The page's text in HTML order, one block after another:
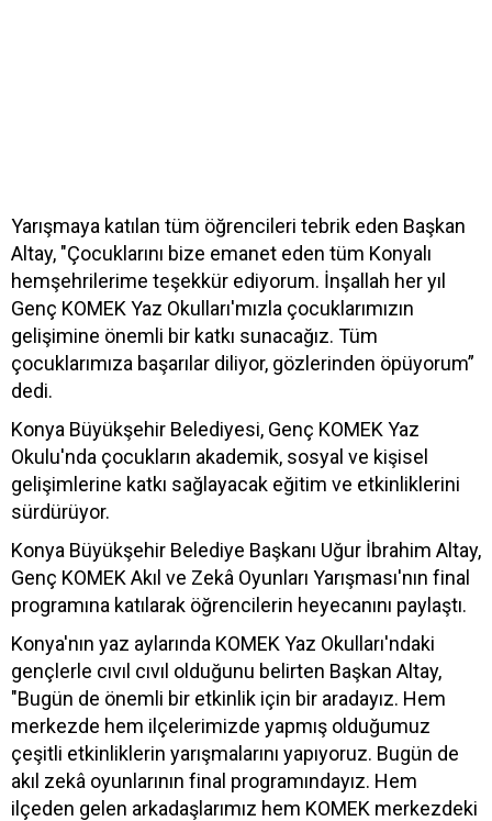
Yarışmaya katılan tüm öğrencileri tebrik eden Başkan
Altay, "Çocuklarını bize emanet eden tüm Konyalı
hemşehrilerime teşekkür ediyorum. İnşallah her yıl
Genç KOMEK Yaz Okulları'mızla çocuklarımızın
gelişimine önemli bir katkı sunacağız. Tüm
çocuklarımıza başarılar diliyor, gözlerinden öpüyorum”
dedi.
Konya Büyükşehir Belediyesi, Genç KOMEK Yaz
Okulu'nda çocukların akademik, sosyal ve kişisel
gelişimlerine katkı sağlayacak eğitim ve etkinliklerini
sürdürüyor.
Konya Büyükşehir Belediye Başkanı Uğur İbrahim Altay,
Genç KOMEK Akıl ve Zekâ Oyunları Yarışması'nın final
programına katılarak öğrencilerin heyecanını paylaştı.
Konya'nın yaz aylarında KOMEK Yaz Okulları'ndaki
gençlerle cıvıl cıvıl olduğunu belirten Başkan Altay,
"Bugün de önemli bir etkinlik için bir aradayız. Hem
merkezde hem ilçelerimizde yapmış olduğumuz
çeşitli etkinliklerin yarışmalarını yapıyoruz. Bugün de
akıl zekâ oyunlarının final programındayız. Hem
ilçeden gelen arkadaşlarımız hem KOMEK merkezdeki